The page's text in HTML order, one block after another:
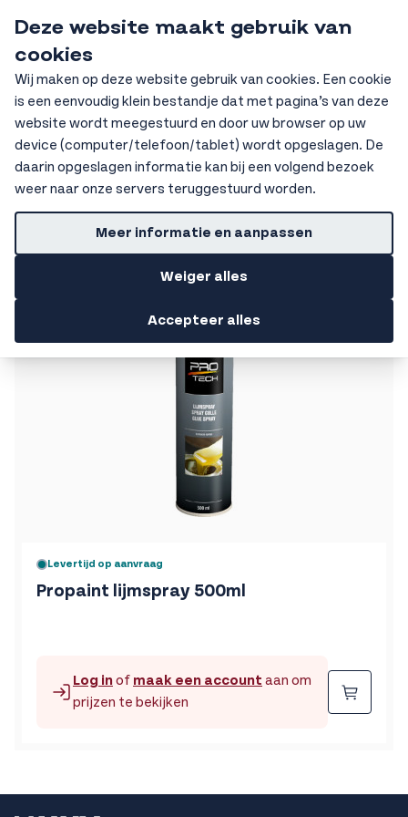
Deze website maakt gebruik van
cookies
Wij maken op deze website gebruik van cookies. Een cookie
is een eenvoudig klein bestandje dat met pagina’s van deze
website wordt meegestuurd en door uw browser op uw
device (computer/telefoon/tablet) wordt opgeslagen. De
daarin opgeslagen informatie kan bij een volgend bezoek
weer naar onze servers teruggestuurd worden.
Meer informatie en aanpassen
Weiger alles
Accepteer alles
HKV Ochten
Getoonde prijzen zijn excl. BTW
Lijmen speciaal
Filters
Levertijd op aanvraag
Propaint lijmspray 500ml
Log inof maak een account aan om
prijzen te bekijken